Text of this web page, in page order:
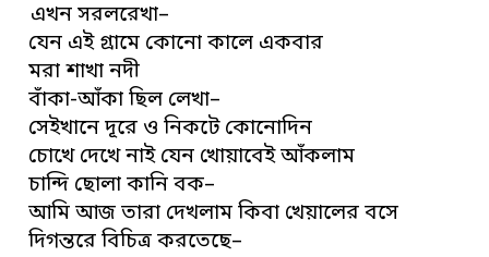
এখন সরলরেখা–
যেন এই গ্রামে কোনো কালে একবার
মরা শাখা নদী
বাঁকা-আঁকা ছিল লেখা–
সেইখানে দূরে ও নিকটে কোনোদিন
চোখে দেখে নাই যেন খোয়াবেই আঁকলাম
চান্দি ছোলা কানি বক–
আমি আজ তারা দেখলাম কিবা খেয়ালের বসে
দিগন্তরে বিচিত্র করতেছে–